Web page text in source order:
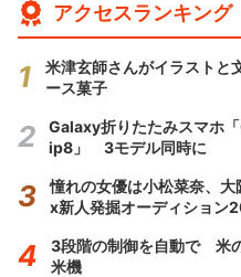
アクセスランキング
米津玄師さんがイラストと
ース菓子
Galaxy折りたたみスマホ
ip8」 3モデル同時に
憧れの女優は小松菜奈、
x新人発掘オーディション
3段階の制御を自動で 米
米機